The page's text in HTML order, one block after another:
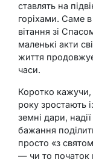
ставлять на
горіхами. Саме
вітання зі
маленькі акти
життя
часи.
Коротко кажучи,
року зростають
земні дари,
бажання
просто «з
— чи то початок